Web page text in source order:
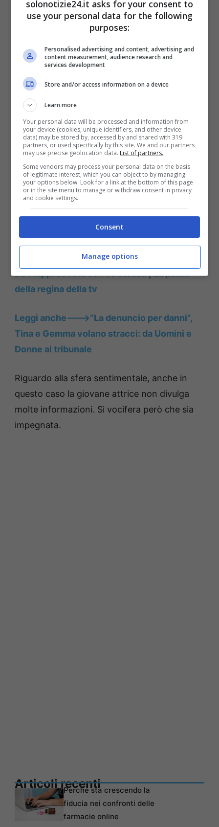
sulla celebre attrice
La carismatica attrice preserva la sua privacy
e non si possiedono molte indiscrezioni sul
suo conto. Dal suo profilo Instagram però si
passione per gli animali.
Leggi anche——>“E se gli faccio schifo?” Maria
De Filippi severa con sé stessa | La paura
della regina della tv
Leggi anche——->“La denuncio per danni”,
Tina e Gemma volano stracci: da Uomini e
Donne al tribunale
Riguardo alla sfera sentimentale, anche in
questo caso la giovane attrice non divulga
molte informazioni. Si vocifera però che sia
impegnata.
Articoli recentiPerché sta crescendo la
fiducia nei confronti delle
farmacie online
solonotizie24.it asks for your consent to
use your personal data for the following
purposes:
Personalised advertising and content, advertising and
content measurement, audience research and
services development
Store and/or access information on a device
Learn more
Your personal data will be processed and information from
your device (cookies, unique identifiers, and other device
data) may be stored by, accessed by and shared with 319
partners, or used specifically by this site. We and our partners
may use precise geolocation data. List of partners.
Some vendors may process your personal data on the basis
of legitimate interest, which you can object to by managing
your options below. Look for a link at the bottom of this page
or in the site menu to manage or withdraw consent in privacy
and cookie settings.
Consent
Manage options